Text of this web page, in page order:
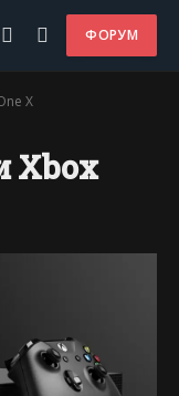
ФОРУМ
X
Xbox